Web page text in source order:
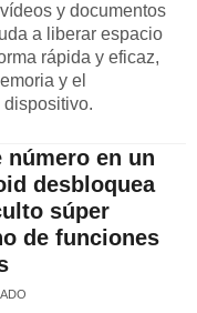
y documentos
a liberar espacio
rápida y eficaz,
y el
número en un
desbloquea
súper
de funciones